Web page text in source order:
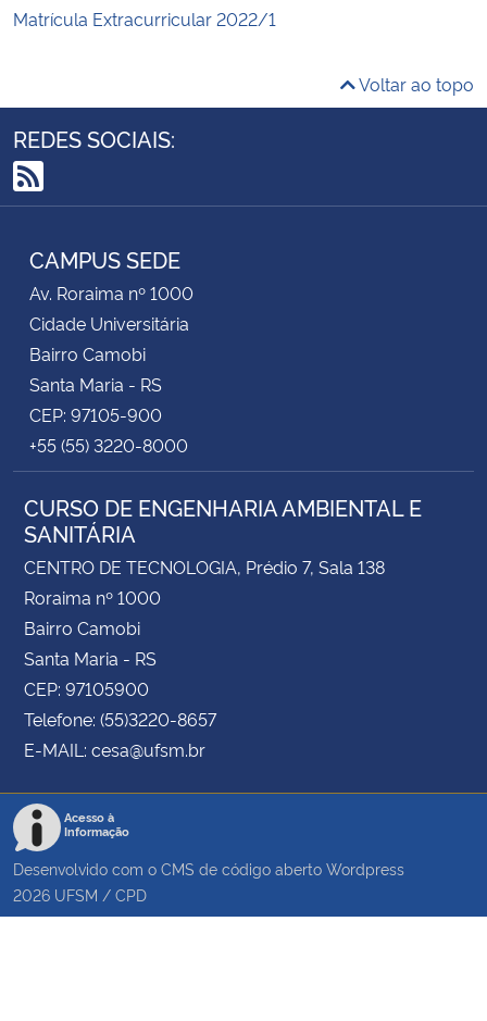
Matrícula Extracurricular 2022/1
Voltar ao topo
REDES SOCIAIS:
RSS
CAMPUS SEDE
Av. Roraima nº 1000
Cidade Universitária
Bairro Camobi
Santa Maria - RS
CEP: 97105-900
+55 (55) 3220-8000
CURSO DE ENGENHARIA AMBIENTAL E
SANITÁRIA
CENTRO DE TECNOLOGIA, Prédio 7, Sala 138
Roraima nº 1000
Bairro Camobi
Santa Maria - RS
CEP: 97105900
Telefone: (55)3220-8657
E-MAIL: cesa@ufsm.br
Acesso à
Informação
Desenvolvido com o CMS de código aberto Wordpress
2026 UFSM / CPD